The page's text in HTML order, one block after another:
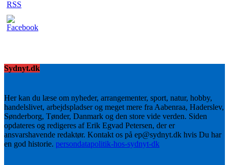
Sydnyt.dk
Her kan du læse om nyheder, arrangementer, sport, natur, hobby,
handelslivet, arbejdspladser og meget mere fra Aabenraa, Haderslev,
Sønderborg, Tønder, Danmark og den store vide verden. Siden
opdateres og redigeres af Erik Egvad Petersen, der er
ansvarshavende redaktør. Kontakt os på ep@sydnyt.dk hvis Du har
en god historie. persondatapolitik-hos-sydnyt-dk